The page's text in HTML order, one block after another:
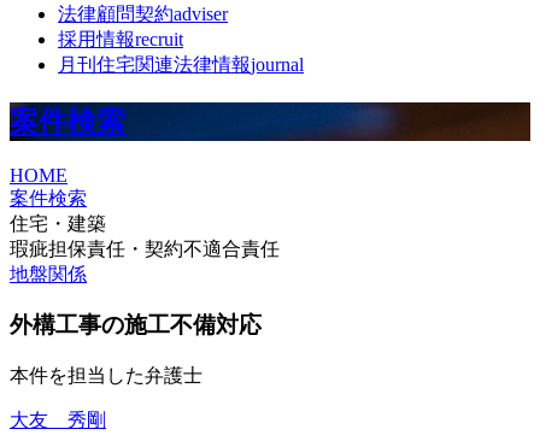
法律顧問契約adviser
採用情報recruit
月刊住宅関連法律情報journal
案件検索
HOME
案件検索
住宅・建築
瑕疵担保責任・契約不適合責任
地盤関係
外構工事の施工不備対応
本件を担当した弁護士
大友 秀剛